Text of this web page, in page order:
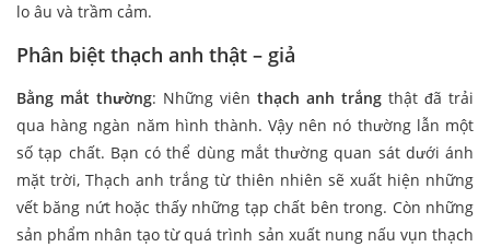
lo âu và trầm cảm.
Phân biệt thạch anh thật – giả
Bằng mắt thường: Những viên thạch anh trắng thật đã trải
qua hàng ngàn năm hình thành. Vậy nên nó thường lẫn một
số tạp chất. Bạn có thể dùng mắt thường quan sát dưới ánh
mặt trời, Thạch anh trắng từ thiên nhiên sẽ xuất hiện những
vết băng nứt hoặc thấy những tạp chất bên trong. Còn những
sản phẩm nhân tạo từ quá trình sản xuất nung nấu vụn thạch